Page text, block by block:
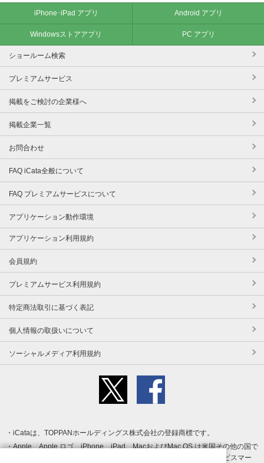
iPhone･iPad アプリ Android アプリ
Windowsストアアプリ PC アプリ
ショールーム検索
プレミアムサービス
掲載をご検討の企業様へ
掲載企業一覧
お問合わせ
FAQ iCata全般について
FAQ プレミアムサービスについて
アプリケーション動作環境
アプリケーション利用規約
会員規約
プレミアムサービス利用規約
特定商法取引に基づく表記
個人情報の取扱いについて
ソーシャルメディア利用規約
iCataは、TOPPANホールディングス株式会社の登録商標です。
Apple、Apple ロゴ、iPhone、iPad、MacおよびMac OS は米国その他の国で
登録された Apple Inc. の商標です。App Store は Apple Inc. のサービスマー